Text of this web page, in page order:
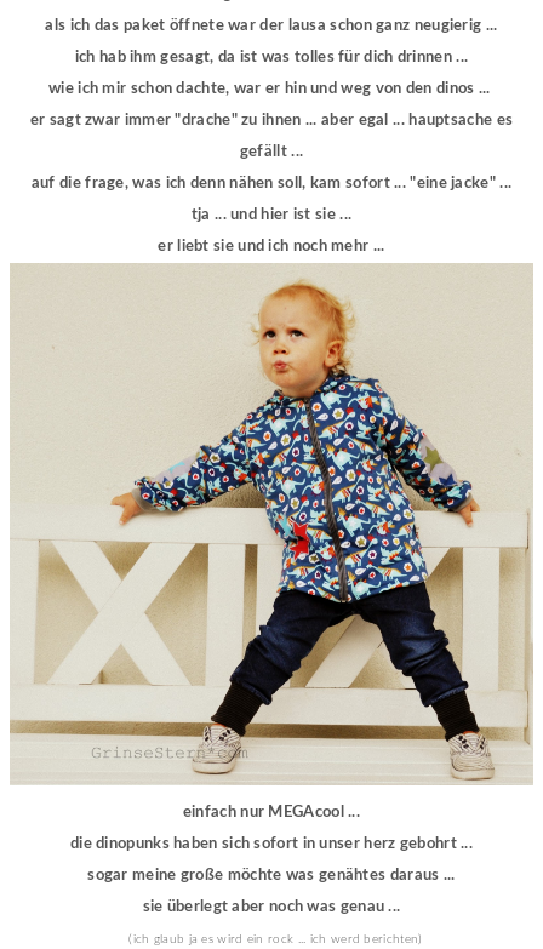
als ich das paket öffnete war der lausa schon ganz neugierig ...
ich hab ihm gesagt, da ist was tolles für dich drinnen ...
wie ich mir schon dachte, war er hin und weg von den dinos ...
er sagt zwar immer "drache" zu ihnen ... aber egal ... hauptsache es
gefällt ...
auf die frage, was ich denn nähen soll, kam sofort ... "eine jacke" ...
tja ... und hier ist sie ...
er liebt sie und ich noch mehr ...
einfach nur MEGAcool ...
die dinopunks haben sich sofort in unser herz gebohrt ...
sogar meine große möchte was genähtes daraus ...
sie überlegt aber noch was genau ...
(ich glaub ja es wird ein rock ... ich werd berichten)